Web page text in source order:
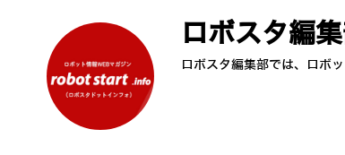
ロボスタ編
ロボスタ編集部では、ロボ